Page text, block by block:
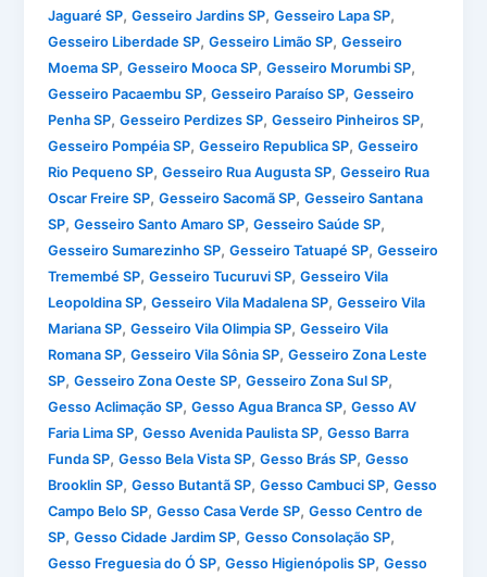
Jaguaré SP,Gesseiro Jardins SP,Gesseiro Lapa SP,
Gesseiro Liberdade SP,Gesseiro Limão SP,Gesseiro
Moema SP,Gesseiro Mooca SP,Gesseiro Morumbi SP,
Gesseiro Pacaembu SP,Gesseiro Paraíso SP,Gesseiro
Penha SP,Gesseiro Perdizes SP,Gesseiro Pinheiros SP,
Gesseiro Pompéia SP,Gesseiro Republica SP,Gesseiro
Rio Pequeno SP,Gesseiro Rua Augusta SP,Gesseiro Rua
Oscar Freire SP,Gesseiro Sacomã SP,Gesseiro Santana
SP,Gesseiro Santo Amaro SP,Gesseiro Saúde SP,
Gesseiro Sumarezinho SP,Gesseiro Tatuapé SP,Gesseiro
Tremembé SP,Gesseiro Tucuruvi SP,Gesseiro Vila
Leopoldina SP,Gesseiro Vila Madalena SP,Gesseiro Vila
Mariana SP,Gesseiro Vila Olimpia SP,Gesseiro Vila
Romana SP,Gesseiro Vila Sônia SP,Gesseiro Zona Leste
SP,Gesseiro Zona Oeste SP,Gesseiro Zona Sul SP,
Gesso Aclimação SP,Gesso Agua Branca SP,Gesso AV
Faria Lima SP,Gesso Avenida Paulista SP,Gesso Barra
Funda SP,Gesso Bela Vista SP,Gesso Brás SP,Gesso
Brooklin SP,Gesso Butantã SP,Gesso Cambuci SP,Gesso
Campo Belo SP,Gesso Casa Verde SP,Gesso Centro de
SP,Gesso Cidade Jardim SP,Gesso Consolação SP,
Gesso Freguesia do Ó SP,Gesso Higienópolis SP,Gesso